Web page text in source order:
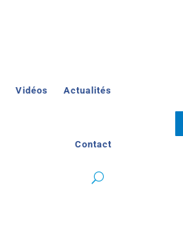
Vidéos Actualités
Contact